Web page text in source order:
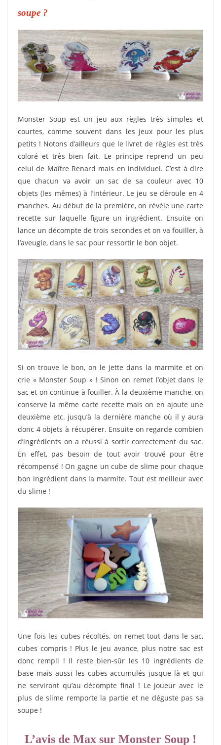
soupe ?
Monster Soup est un jeu aux règles très simples et
courtes, comme souvent dans les jeux pour les plus
petits ! Notons d’ailleurs que le livret de règles est très
coloré et très bien fait. Le principe reprend un peu
celui de Maître Renard mais en individuel. C’est à dire
que chacun va avoir un sac de sa couleur avec 10
objets (les mêmes) à l’intérieur. Le jeu se déroule en 4
manches. Au début de la première, on révèle une carte
recette sur laquelle figure un ingrédient. Ensuite on
lance un décompte de trois secondes et on va fouiller, à
l’aveugle, dans le sac pour ressortir le bon objet.
Si on trouve le bon, on le jette dans la marmite et on
crie « Monster Soup » ! Sinon on remet l’objet dans le
sac et on continue à fouiller. À la deuxième manche, on
conserve la même carte recette mais on en ajoute une
deuxième etc. jusqu’à la dernière manche où il y aura
donc 4 objets à récupérer. Ensuite on regarde combien
d’ingrédients on a réussi à sortir correctement du sac.
En effet, pas besoin de tout avoir trouvé pour être
récompensé ! On gagne un cube de slime pour chaque
bon ingrédient dans la marmite. Tout est meilleur avec
du slime !
Une fois les cubes récoltés, on remet tout dans le sac,
cubes compris ! Plus le jeu avance, plus notre sac est
donc rempli ! Il reste bien-sûr les 10 ingrédients de
base mais aussi les cubes accumulés jusque là et qui
ne serviront qu’au décompte final ! Le joueur avec le
plus de slime remporte la partie et ne déguste pas sa
soupe !
L’avis de Max sur Monster Soup !